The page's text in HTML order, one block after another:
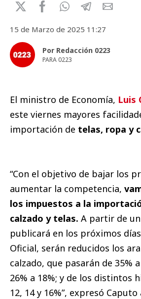
15 de Marzo de 2025 11:27
Por Redacción 0223
PARA 0223
El ministro de Economía, Luis
este viernes mayores
importación de telas, ropa y
“Con el objetivo de bajar los
aumentar la competencia,
los impuestos a la
calzado y telas. A partir de
publicará en los próximos
Oficial, serán reducidos los
calzado, que pasarán de 35%
26% a 18%; y de los distintos
12, 14 y 16%”, expresó